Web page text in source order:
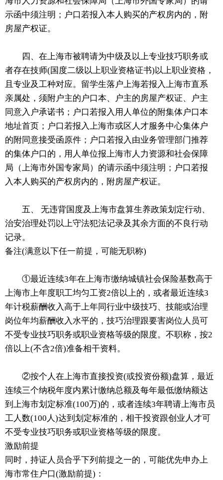
示函中须注明；户口若报入本人购买的产权房内的，附
房屋产权证。
四、在上海市被聘请为中级及以上专业技巧职务或
者存在技师(国度二级以上职业资格证书)以上职业资格，
且专业及工种对应。留学生落户上海若报入上海市直系
亲属处，须附户主的户口本、户主的房屋产权证、户主
同意入户承诺书；户口若报入用人单位的附集体户口本
地址首页；户口若报入上海市或区人才服务中心集体户
的附同意接受函原件；户口若报入由业务管理部门推荐
的集体户口的，用人单位报上海市人力资源和社会保障
局（上海市外国专家局）的请示函中须注明；户口若报
入本人购买的产权房内的，附房屋产权证。
五、 无违背国度及上海市盘算生养政策划定行动、
治安治理处罚以上守法犯法记录及其余方面的不良行动
记录。
备注(满意以下任一前提，可能无职称)
①最近连续3年在上海市缴纳城镇社会保险基数高于
上海市上年度职工均匀工资2倍以上的，或者最近连续3
年计税薪酬收入高于上年同行业中级技巧、技能或治理
岗位年均薪酬收入水平的，技巧治理跟要害岗位人员可
不受专业技巧职务或职业资格等级的限度。不职称，按2
倍以上(不含2倍)准备相干资料。
②按个人在上海市直接投资(或投资份额)盘算，最近
连续三个纳税年度内累计缴纳总额及每年最低缴纳额达
到上海市划定标准(100万)的，或者连续3年聘请上海市员
工人数(100人)达到划定标准的，相干投资跟创业人才可
不受专业技巧职务或职业资格等级的限度。
激励前提
同时，持证人员合乎下列前提之一的，可能优先申办上
海市常住户口(激励前提)：